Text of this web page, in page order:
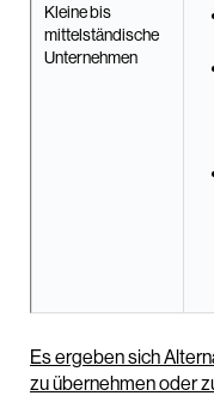
Kleine bis
mittelständische
Unternehmen
Es ergeben sich
zu übernehmen oder